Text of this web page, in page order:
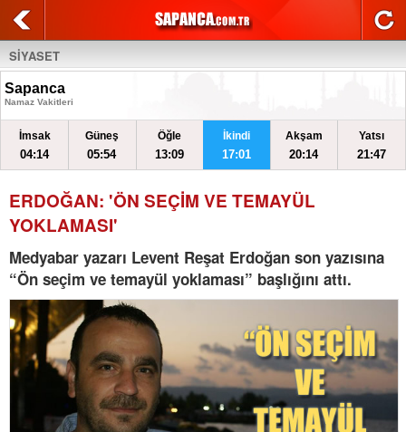
SİYASET
Sapanca
Namaz Vakitleri
İmsak
04:14
Güneş
05:54
Öğle
13:09
İkindi
17:01
Akşam
20:14
Yatsı
21:47
ERDOĞAN: 'ÖN SEÇİM VE TEMAYÜL
YOKLAMASI'
Medyabar yazarı Levent Reşat Erdoğan son yazısına
“Ön seçim ve temayül yoklaması” başlığını attı.